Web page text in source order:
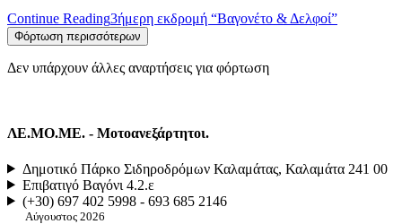
Continue Reading3ήμερη εκδρομή “Βαγονέτο & Δελφοί”
Φόρτωση περισσότερων
Δεν υπάρχουν άλλες αναρτήσεις για φόρτωση
ΛΕ.ΜΟ.ΜΕ. - Μοτοανεξάρτητοι.
Δημοτικό Πάρκο Σιδηροδρόμων Καλαμάτας, Καλαμάτα 241 00
Επιβατιγό Βαγόνι 4.2.ε
(+30) 697 402 5998 - 693 685 2146
Αύγουστος 2026